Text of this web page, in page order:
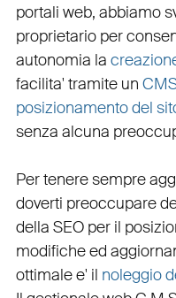
portali web, abbiamo
proprietario per
autonomia la
facilita' tramite un
posizionamento del
senza alcuna
Per tenere sempre
doverti preoccupare
della SEOper il
modifiche ed
ottimale e' il noleggio